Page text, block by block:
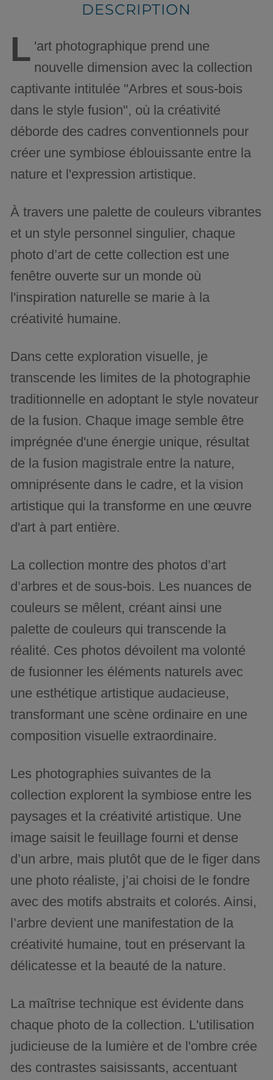
DESCRIPTION
L 'art photographique prend une
nouvelle dimension avec la collection
captivante intitulée "Arbres et sous-bois
dans le style fusion", où la créativité
déborde des cadres conventionnels pour
créer une symbiose éblouissante entre la
nature et l'expression artistique.
À travers une palette de couleurs vibrantes
et un style personnel singulier, chaque
photo d’art de cette collection est une
fenêtre ouverte sur un monde où
l'inspiration naturelle se marie à la
créativité humaine.
Dans cette exploration visuelle, je
transcende les limites de la photographie
traditionnelle en adoptant le style novateur
de la fusion. Chaque image semble être
imprégnée d'une énergie unique, résultat
de la fusion magistrale entre la nature,
omniprésente dans le cadre, et la vision
artistique qui la transforme en une œuvre
d'art à part entière.
La collection montre des photos d’art
d’arbres et de sous-bois. Les nuances de
couleurs se mêlent, créant ainsi une
palette de couleurs qui transcende la
réalité. Ces photos dévoilent ma volonté
de fusionner les éléments naturels avec
une esthétique artistique audacieuse,
transformant une scène ordinaire en une
composition visuelle extraordinaire.
Les photographies suivantes de la
collection explorent la symbiose entre les
paysages et la créativité artistique. Une
image saisit le feuillage fourni et dense
d’un arbre, mais plutôt que de le figer dans
une photo réaliste, j’ai choisi de le fondre
avec des motifs abstraits et colorés. Ainsi,
l’arbre devient une manifestation de la
créativité humaine, tout en préservant la
délicatesse et la beauté de la nature.
La maîtrise technique est évidente dans
chaque photo de la collection. L'utilisation
judicieuse de la lumière et de l'ombre crée
des contrastes saisissants, accentuant